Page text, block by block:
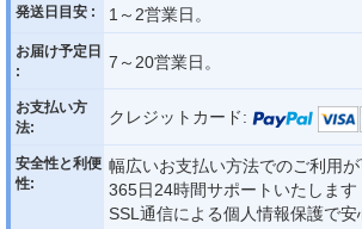
発送日目安 : 1～2営業日。
お届け予定日
:
7～20営業日。
お支払い方
法:
クレジットカード:
安全性と利便
性:
幅広いお支払い方法でのご利用
365日24時間サポートいたします
SSL通信による個人情報保護で安